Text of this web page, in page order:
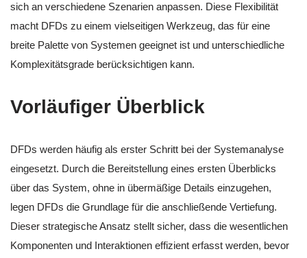
sich an verschiedene Szenarien anpassen. Diese Flexibilität
macht DFDs zu einem vielseitigen Werkzeug, das für eine
breite Palette von Systemen geeignet ist und unterschiedliche
Komplexitätsgrade berücksichtigen kann.
Vorläufiger Überblick
DFDs werden häufig als erster Schritt bei der Systemanalyse
eingesetzt. Durch die Bereitstellung eines ersten Überblicks
über das System, ohne in übermäßige Details einzugehen,
legen DFDs die Grundlage für die anschließende Vertiefung.
Dieser strategische Ansatz stellt sicher, dass die wesentlichen
Komponenten und Interaktionen effizient erfasst werden, bevor